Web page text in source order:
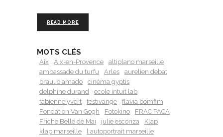
READ MORE
MOTS CLÉS
Aix Aix-en-Provence
altiplano marseille
ambassade du turfu
Arles
aurelien debat
braulio amado
cinéma gyptis
delphine durand
ecole intuit lab
fabienne yvert
festivange
flavia bomfim
Fondation Van Gogh
Fotokino
FRAC PACA
Friche Belle de Mai
julie escoriza
Klap
klap marseille
l autoportrait marseille